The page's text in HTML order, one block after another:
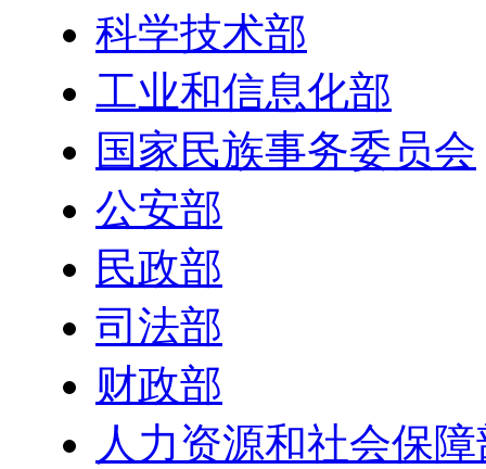
科学技术部
工业和信息化部
国家民族事务委员会
公安部
民政部
司法部
财政部
人力资源和社会保